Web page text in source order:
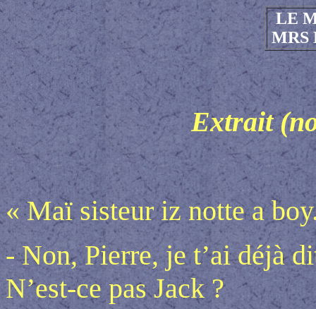
LE
MRS
Extrait
« Maï sisteur iz notte a
- Non, Pierre, je t’ai déjà
N’est-ce pas Jack ?